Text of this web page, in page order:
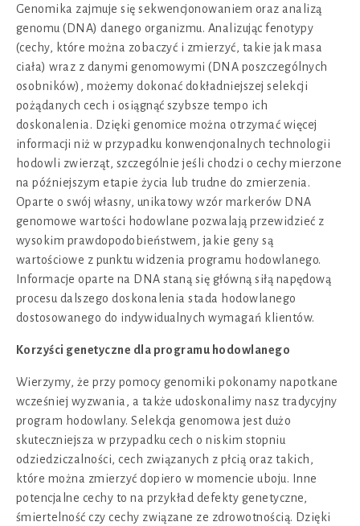
Genomika zajmuje się sekwencjonowaniem oraz analizą
genomu (DNA) danego organizmu. Analizując fenotypy
(cechy, które można zobaczyć i zmierzyć, takie jak masa
ciała) wraz z danymi genomowymi (DNA poszczególnych
osobników), możemy dokonać dokładniejszej selekcji
pożądanych cech i osiągnąć szybsze tempo ich
doskonalenia. Dzięki genomice można otrzymać więcej
informacji niż w przypadku konwencjonalnych technologii
hodowli zwierząt, szczególnie jeśli chodzi o cechy mierzone
na późniejszym etapie życia lub trudne do zmierzenia.
Oparte o swój własny, unikatowy wzór markerów DNA
genomowe wartości hodowlane pozwalają przewidzieć z
wysokim prawdopodobieństwem, jakie geny są
wartościowe z punktu widzenia programu hodowlanego.
Informacje oparte na DNA staną się główną siłą napędową
procesu dalszego doskonalenia stada hodowlanego
dostosowanego do indywidualnych wymagań klientów.
Korzyści genetyczne dla programu hodowlanego
Wierzymy, że przy pomocy genomiki pokonamy napotkane
wcześniej wyzwania, a także udoskonalimy nasz tradycyjny
program hodowlany. Selekcja genomowa jest dużo
skuteczniejsza w przypadku cech o niskim stopniu
odziedziczalności, cech związanych z płcią oraz takich,
które można zmierzyć dopiero w momencie uboju. Inne
potencjalne cechy to na przykład defekty genetyczne,
śmiertelność czy cechy związane ze zdrowotnością. Dzięki